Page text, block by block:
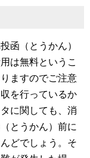
函（とうかん）
は無料というこ
ますのでご注意
を行っているか
に関しても、消
とうかん）前に
どでしょう。そ